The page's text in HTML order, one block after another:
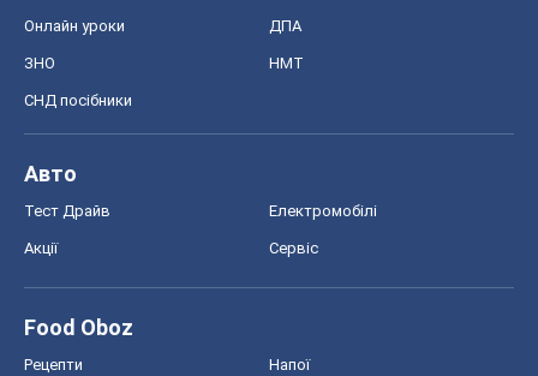
Онлайн уроки ДПА
ЗНО НМТ
СНД посібники
Авто
Тест Драйв Електромобілі
Акції Сервіс
Food Oboz
Рецепти Напої